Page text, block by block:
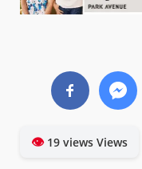
👁19 views Views